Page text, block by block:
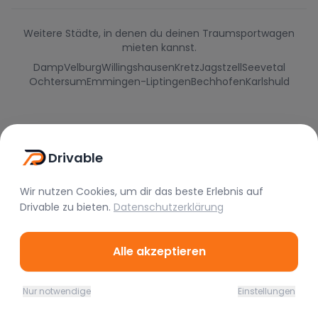
Weitere Städte, in denen du deinen Traumsportwagen
mieten kannst.
DampVelburgWillingshausenKretzJagstzellSeevetal
OchtersumEmmingen-LiptingenBechhofenKarlshuld
Drivable
Rent A Feeling
Drivable
Wir nutzen Cookies, um dir das beste Erlebnis auf
Drivable zu bieten. Datenschutzerklärung
Alle akzeptieren
Nur notwendige Einstellungen